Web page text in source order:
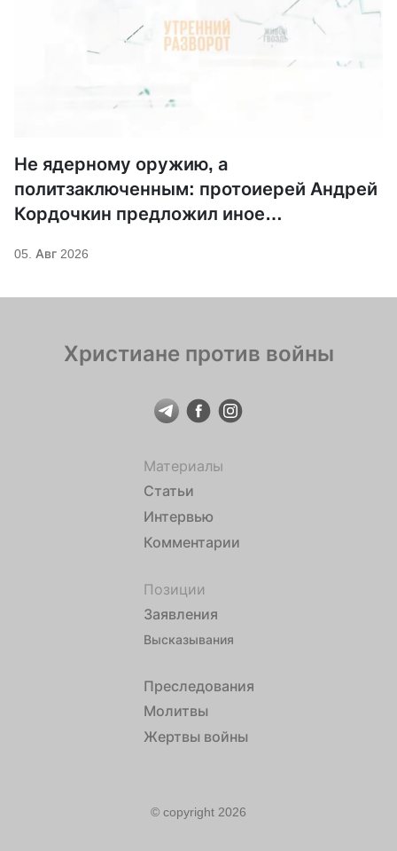
Не ядерному оружию, а
политзаключенным: протоиерей Андрей
Кордочкин предложил иное
Саровского
05. Авг 2026
Христиане против войны
Материалы
Статьи
Интервью
Комментарии
Позиции
Заявления
Высказывания
Преследования
Молитвы
Жертвы войны
© copyright 2026